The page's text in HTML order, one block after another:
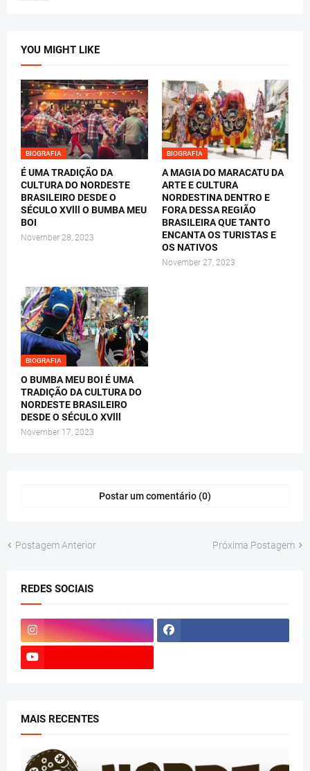
YOU MIGHT LIKE
BIOGRAFIA
É UMA TRADIÇÃO DA
CULTURA DO NORDESTE
BRASILEIRO DESDE O
SÉCULO XVlll O BUMBA MEU
BOI
November 28, 2023
BIOGRAFIA
A MAGIA DO MARACATU DA
ARTE E CULTURA
NORDESTINA DENTRO E
FORA DESSA REGIÃO
BRASILEIRA QUE TANTO
ENCANTA OS TURISTAS E
OS NATIVOS
November 27, 2023
BIOGRAFIA
O BUMBA MEU BOI É UMA
TRADIÇÃO DA CULTURA DO
NORDESTE BRASILEIRO
DESDE O SÉCULO XVlll
November 17, 2023
Postar um comentário (0)
Postagem Anterior Próxima Postagem
REDES SOCIAIS
MAIS RECENTES